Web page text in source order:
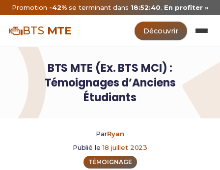
Promotion -42% se terminant dans 18:52:40. En profiter »
BTS MTE Découvrir
BTS MTE (Ex. BTS MCI) :
Témoignages d’Anciens
Étudiants
ParRyan
Publié le18 juillet 2023
TÉMOIGNAGE